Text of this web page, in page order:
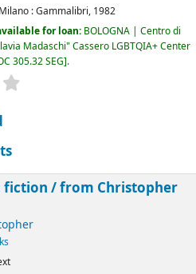
Milano :Gammalibri, 1982
for loan: BOLOGNA | Centro di
Madaschi" Cassero LGBTQIA+ Center
305.32 SEG .
fiction /from Christopher